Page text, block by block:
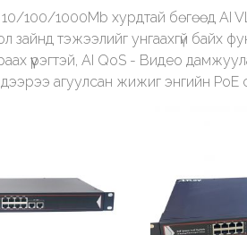
100/1000Mb хурдтай бөгөөд AI
тэжээлийг унгаахгүй байх
AI QoS - Видео
агуулсан жижиг энгийн PoE